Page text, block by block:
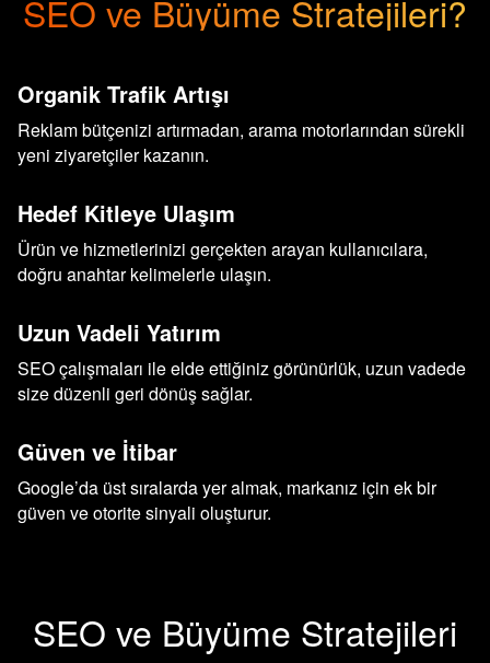
SEO ve Büyüme Stratejileri?
Organik Trafik Artışı
Reklam bütçenizi artırmadan, arama motorlarından sürekli
yeni ziyaretçiler kazanın.
Hedef Kitleye Ulaşım
Ürün ve hizmetlerinizi gerçekten arayan kullanıcılara,
doğru anahtar kelimelerle ulaşın.
Uzun Vadeli Yatırım
SEO çalışmaları ile elde ettiğiniz görünürlük, uzun vadede
size düzenli geri dönüş sağlar.
Güven ve İtibar
Google’da üst sıralarda yer almak, markanız için ek bir
güven ve otorite sinyali oluşturur.
SEO ve Büyüme Stratejileri